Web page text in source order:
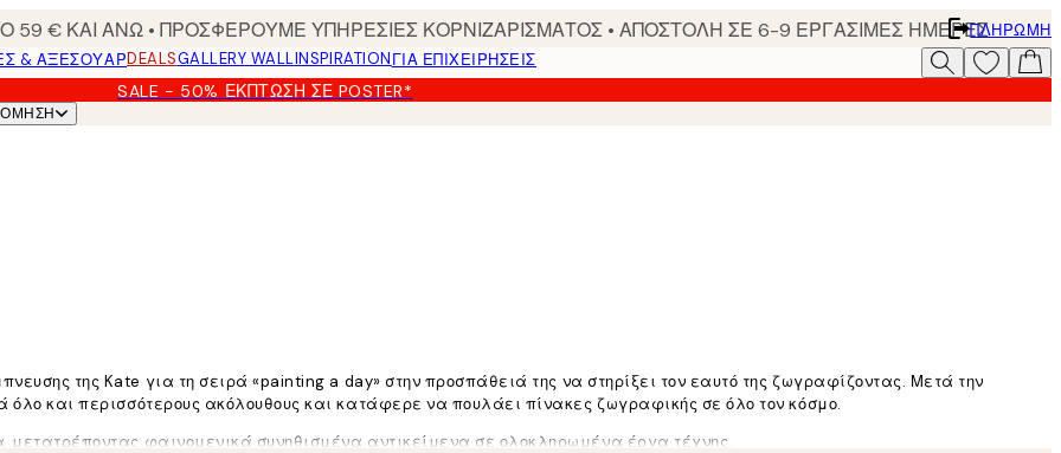
€ ΚΑΙ ΑΝΩ • ΠΡΟΣΦΕΡΟΥΜΕ ΥΠΗΡΕΣΙΕΣ ΚΟΡΝΙΖΑΡΙΣΜΑΤΟΣ • ΑΠΟΣΤΟΛΗ ΣΕ 6-9 ΕΡΓΑΣΙΜΕΣ ΗΜΕΡΕΣΠΛΗΡΩΜΉ
& ΑΞΕΣΟΥΆΡDEALSGALLERY WALLINSPIRATIONΓΙΑ ΕΠΙΧΕΙΡΗΣΕΙΣ
SALE - 50% ΈΚΠΤΩΣΗ ΣΕ POSTER*
της Kate για τη σειρά «painting a day» στην προσπάθειά της να στηρίξει τον εαυτό της ζωγραφίζοντας. Μετά την
και περισσότερους ακόλουθους και κατάφερε να πουλάει πίνακες ζωγραφικής σε όλο τον κόσμο.
μετατρέποντας φαινομενικά συνηθισμένα αντικείμενα σε ολοκληρωμένα έργα τέχνης.